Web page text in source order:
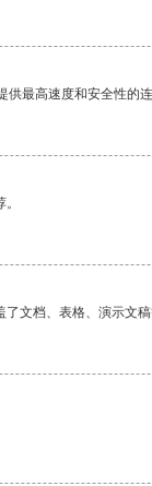
最高速度和安全性的
文档、表格、演示文